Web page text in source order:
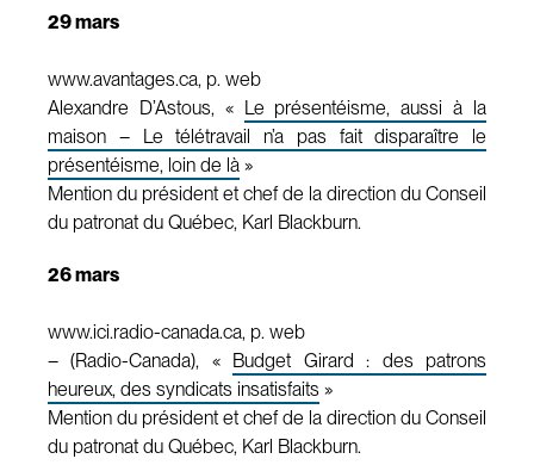
29 mars
www.avantages.ca, p. web
Alexandre D’Astous, « Le présentéisme, aussi à la
maison – Le télétravail n’a pas fait disparaître le
présentéisme, loin de là »
Mention du président et chef de la direction du Conseil
du patronat du Québec, Karl Blackburn.
26 mars
www.ici.radio-canada.ca, p. web
– (Radio-Canada), « Budget Girard : des patrons
heureux, des syndicats insatisfaits »
Mention du président et chef de la direction du Conseil
du patronat du Québec, Karl Blackburn.